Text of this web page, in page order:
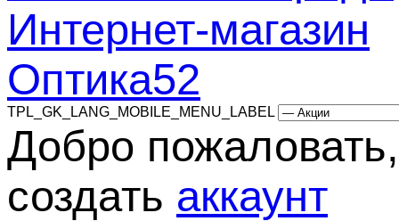
TPL_GK_LANG_MOBILE_MENU_LABEL
Добро
создать аккаунт